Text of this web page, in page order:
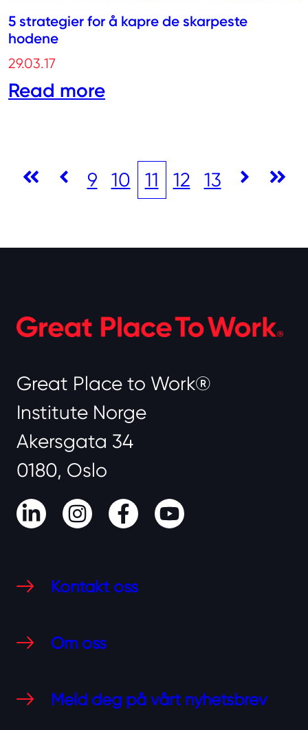
5 strategier for å kapre de skarpeste
hodene
29.03.17
Read more
9 10 11 12 13
Great Place to Work®
Institute Norge
Akersgata 34
0180, Oslo
LinkedInInstagram
FacebookYoutube
Kontakt oss
Om oss
Meld deg på vårt nyhetsbrev